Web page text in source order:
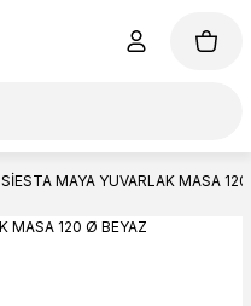
SİESTA MAYA YUVARLAK MASA